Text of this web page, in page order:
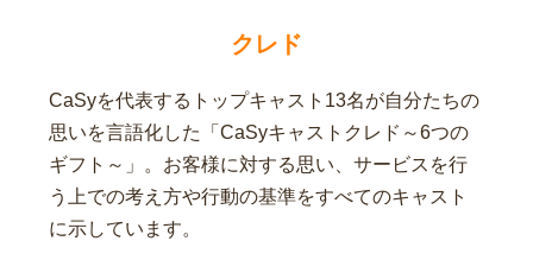
クレド
CaSyを代表するトップキャスト13名が自分たちの
思いを言語化した「CaSyキャストクレド～6つの
ギフト～」。お客様に対する思い、サービスを行
う上での考え方や行動の基準をすべてのキャスト
に示しています。